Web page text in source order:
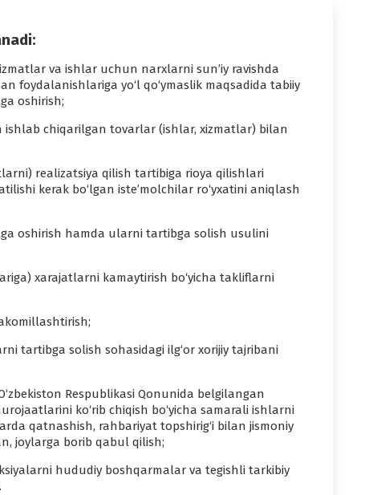
va ishlar uchun narxlarni sun’iy ravishda
foydalanishlariga yo‘l qo‘ymaslik maqsadida tabiiy
oshirish;
chiqarilgan tovarlar (ishlar, xizmatlar) bilan
realizatsiya qilish tartibiga rioya qilishlari
kerak bo‘lgan iste’molchilar ro‘yxatini aniqlash
oshirish hamda ularni tartibga solish usulini
xarajatlarni kamaytirish bo‘yicha takliflarni
tartibga solish sohasidagi ilg‘or xorijiy tajribani
Respublikasi Qonunida belgilangan
ko‘rib chiqish bo‘yicha samarali ishlarni
qatnashish, rahbariyat topshirig‘i bilan jismoniy
joylarga borib qabul qilish;
hududiy boshqarmalar va tegishli tarkibiy